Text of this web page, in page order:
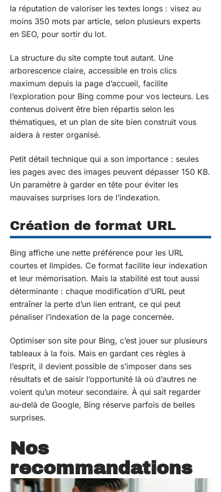
la réputation de valoriser les textes longs : visez au
moins 350 mots par article, selon plusieurs experts
en SEO, pour sortir du lot.
La structure du site compte tout autant. Une
arborescence claire, accessible en trois clics
maximum depuis la page d’accueil, facilite
l’exploration pour Bing comme pour vos lecteurs. Les
contenus doivent être bien répartis selon les
thématiques, et un plan de site bien construit vous
aidera à rester organisé.
Petit détail technique qui a son importance : seules
les pages avec des images peuvent dépasser 150 KB.
Un paramètre à garder en tête pour éviter les
mauvaises surprises lors de l’indexation.
Création de format URL
Bing affiche une nette préférence pour les URL
courtes et limpides. Ce format facilite leur indexation
et leur mémorisation. Mais la stabilité est tout aussi
déterminante : chaque modification d’URL peut
entraîner la perte d’un lien entrant, ce qui peut
pénaliser l’indexation de la page concernée.
Optimiser son site pour Bing, c’est jouer sur plusieurs
tableaux à la fois. Mais en gardant ces règles à
l’esprit, il devient possible de s’imposer dans ses
résultats et de saisir l’opportunité là où d’autres ne
voient qu’un moteur secondaire. À qui sait regarder
au-delà de Google, Bing réserve parfois de belles
surprises.
Nos
recommandations